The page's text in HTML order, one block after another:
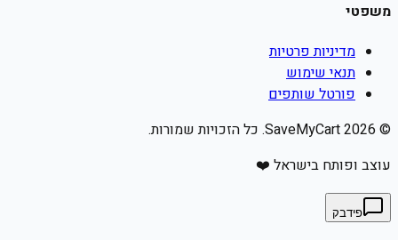
משפטי
מדיניות פרטיות
תנאי שימוש
פורטל שותפים
©
2026
עוצב ופותח בישראל ❤️
פידבק